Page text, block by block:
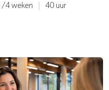
/4 weken 40 uur